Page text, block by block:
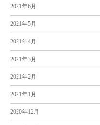
2021年6月
2021年5月
2021年4月
2021年3月
2021年2月
2021年1月
2020年12月